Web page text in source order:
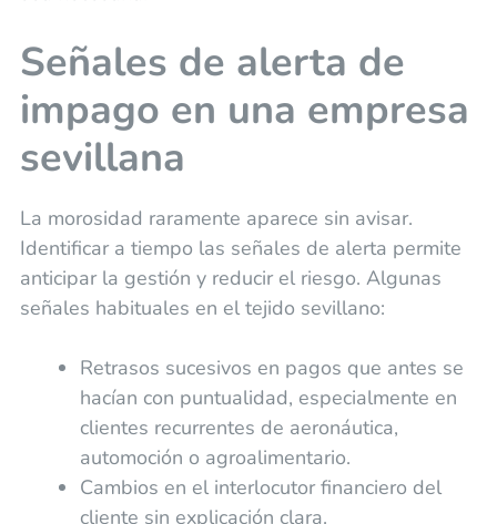
Señales de alerta de
impago en una empresa
sevillana
La morosidad raramente aparece sin avisar.
Identificar a tiempo las señales de alerta permite
anticipar la gestión y reducir el riesgo. Algunas
señales habituales en el tejido sevillano:
Retrasos sucesivos en pagos que antes se
hacían con puntualidad, especialmente en
clientes recurrentes de aeronáutica,
automoción o agroalimentario.
Cambios en el interlocutor financiero del
cliente sin explicación clara.